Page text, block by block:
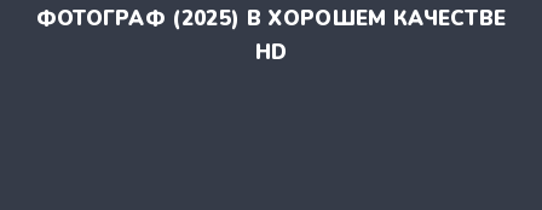
ФОТОГРАФ (2025) В ХОРОШЕМ КАЧЕСТВЕ
HD